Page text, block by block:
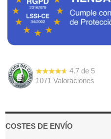
4.7 de 5
1071
Valoraciones
COSTES DE ENVÍO